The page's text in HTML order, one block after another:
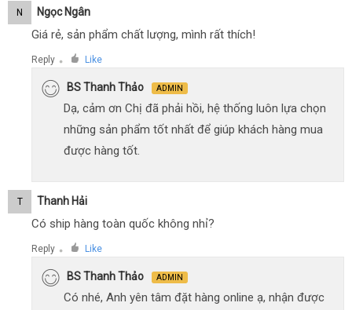
N Ngọc Ngân
Giá rẻ, sản phẩm chất lượng, mình rất thích!
Reply ● Like
BS Thanh Thảo ADMIN
Dạ, cảm ơn Chị đã phải hồi, hệ thống luôn lựa chọn
những sản phẩm tốt nhất để giúp khách hàng mua
được hàng tốt.
T Thanh Hải
Có ship hàng toàn quốc không nhỉ?
Reply ● Like
BS Thanh Thảo ADMIN
Có nhé, Anh yên tâm đặt hàng online ạ, nhận được